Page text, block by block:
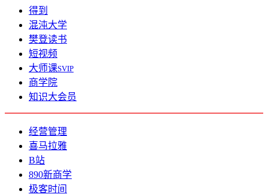
得到
混沌大学
樊登读书
短视频
大师课SVIP
商学院
知识大会员
经营管理
喜马拉雅
B站
890新商学
极客时间